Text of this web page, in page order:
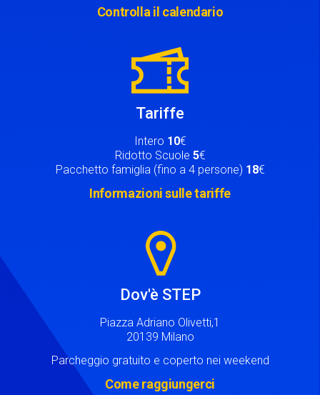
Controlla il calendario
Tariffe
Intero 10€
Ridotto Scuole 5€
Pacchetto famiglia (fino a 4 persone) 18€
Informazioni sulle tariffe
Dov'è STEP
Piazza Adriano Olivetti,1
20139 Milano
Parcheggio gratuito e coperto nei weekend
Come raggiungerci